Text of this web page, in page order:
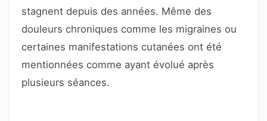
stagnent depuis des années. Même des
douleurs chroniques comme les migraines ou
certaines manifestations cutanées ont été
mentionnées comme ayant évolué après
plusieurs séances.